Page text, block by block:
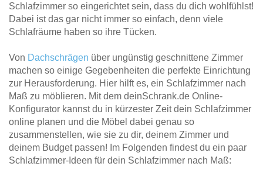
Schlafzimmer so eingerichtet sein, dass du dich wohlfühlst!
Dabei ist das gar nicht immer so einfach, denn viele
Schlafräume haben so ihre Tücken.
Von Dachschrägen über ungünstig geschnittene Zimmer
machen so einige Gegebenheiten die perfekte Einrichtung
zur Herausforderung. Hier hilft es, ein Schlafzimmer nach
Maß zu möblieren. Mit dem deinSchrank.de Online-
Konfigurator kannst du in kürzester Zeit dein Schlafzimmer
online planen und die Möbel dabei genau so
zusammenstellen, wie sie zu dir, deinem Zimmer und
deinem Budget passen! Im Folgenden findest du ein paar
Schlafzimmer-Ideen für dein Schlafzimmer nach Maß: